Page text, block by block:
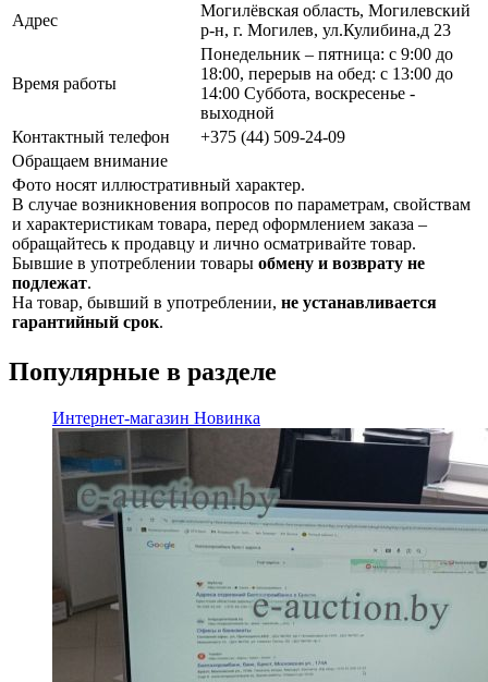
Адрес
Могилёвская область, Могилевский
р-н, г. Могилев, ул.Кулибина,д 23
Время работы
Понедельник – пятница: с 9:00 до
18:00, перерыв на обед: с 13:00 до
14:00 Суббота, воскресенье -
выходной
Контактный телефон
+375 (44) 509-24-09
Обращаем внимание
Фото носят иллюстративный характер.
В случае возникновения вопросов по параметрам, свойствам
и характеристикам товара, перед оформлением заказа –
обращайтесь к продавцу и лично осматривайте товар.
Бывшие в употреблении товары обмену и возврату не
подлежат.
На товар, бывший в употреблении, не устанавливается
гарантийный срок.
Популярные в разделе
Интернет-магазин Новинка